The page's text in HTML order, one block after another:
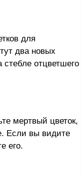
для
два новых
стебле отцветшего
мертвый цветок,
Если вы видите
его.